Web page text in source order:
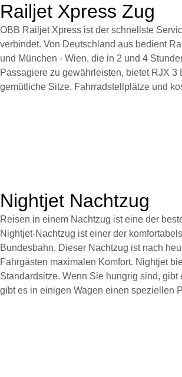
Railjet Xpress Zug
OBB Railjet Xpress ist der schnellste
verbindet. Von Deutschland aus bedient
und München - Wien, die in 2 und 4
Passagiere zu gewährleisten, bietet RJX
gemütliche Sitze, Fahrradstellplätze und
Nightjet Nachtzug
Reisen in einem Nachtzug ist eine der
Nightjet-Nachtzug ist einer der
Bundesbahn. Dieser Nachtzug ist nach
Fahrgästen maximalen Komfort. Nightjet
Standardsitze. Wenn Sie hungrig sind,
gibt es in einigen Wagen einen speziellen